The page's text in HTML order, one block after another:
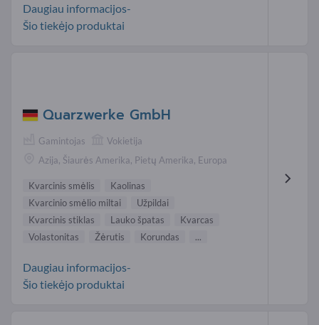
Daugiau informacijos-
Šio tiekėjo produktai
Quarzwerke GmbH
Gamintojas
Vokietija
Azija, Šiaurės Amerika, Pietų Amerika, Europa
Kvarcinis smėlis
Kaolinas
Kvarcinio smėlio miltai
Užpildai
Kvarcinis stiklas
Lauko špatas
Kvarcas
Volastonitas
Žėrutis Korundas ...
Daugiau informacijos-
Šio tiekėjo produktai